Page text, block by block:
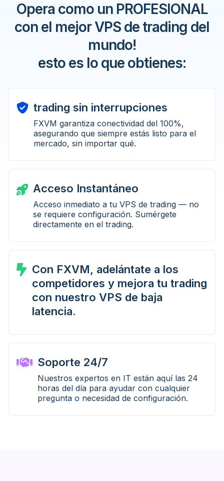
Opera como un PROFESIONAL
con el mejor VPS de trading del
mundo!
esto es lo que obtienes:
trading sin interrupciones
FXVM garantiza conectividad del 100%,
asegurando que siempre estás listo para el
mercado, sin importar qué.
Acceso Instantáneo
Acceso inmediato a tu VPS de trading — no
se requiere configuración. Sumérgete
directamente en el trading.
Con FXVM, adelántate a los
competidores y mejora tu trading
con nuestro VPS de baja
latencia.
Soporte 24/7
Nuestros expertos en IT están aquí las 24
horas del día para ayudar con cualquier
pregunta o necesidad de configuración.